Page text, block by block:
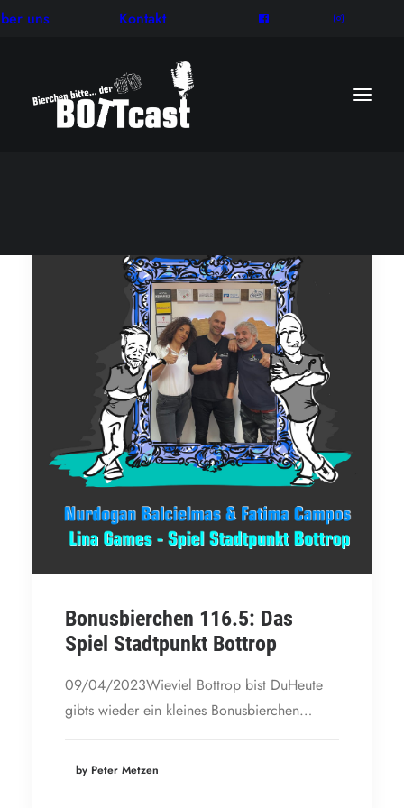
uns Kontakt
Bonusbierchen 116.5: Das
Spiel Stadtpunkt Bottrop
09/04/2023Wieviel Bottrop bist DuHeute
gibts wieder ein kleines Bonusbierchen…
by Peter Metzen